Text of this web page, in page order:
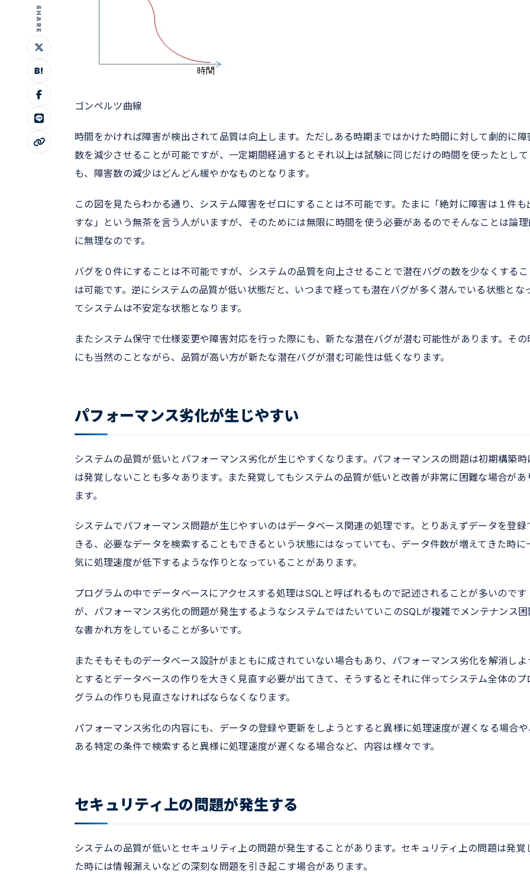
SHARE
B!
ゴンペルツ曲線
時間をかければ障害が検出されて品質は向上します。ただしある時期まではかけた時間に対して劇的に障
数を減少させることが可能ですが、一定期間経過するとそれ以上は試験に同じだけの時間を使ったとして
も、障害数の減少はどんどん緩やかなものとなります。
この図を見たらわかる通り、システム障害をゼロにすることは不可能です。たまに「絶対に障害は１件も
すな」という無茶を言う人がいますが、そのためには無限に時間を使う必要があるのでそんなことは論理
に無理なのです。
バグを０件にすることは不可能ですが、システムの品質を向上させることで潜在バグの数を少なくするこ
は可能です。逆にシステムの品質が低い状態だと、いつまで経っても潜在バグが多く潜んでいる状態とな
てシステムは不安定な状態となります。
またシステム保守で仕様変更や障害対応を行った際にも、新たな潜在バグが潜む可能性があります。その
にも当然のことながら、品質が高い方が新たな潜在バグが潜む可能性は低くなります。
パフォーマンス劣化が生じやすい
システムの品質が低いとパフォーマンス劣化が生じやすくなります。パフォーマンスの問題は初期構築時
は発覚しないことも多々あります。また発覚してもシステムの品質が低いと改善が非常に困難な場合があ
ます。
システムでパフォーマンス問題が生じやすいのはデータベース関連の処理です。とりあえずデータを登録
きる、必要なデータを検索することもできるという状態にはなっていても、データ件数が増えてきた時に
気に処理速度が低下するような作りとなっていることがあります。
プログラムの中でデータベースにアクセスする処理はSQLと呼ばれるもので記述されることが多いのです
が、パフォーマンス劣化の問題が発生するようなシステムではたいていこのSQLが複雑でメンテナンス困
な書かれ方をしていることが多いです。
またそもそものデータベース設計がまともに成されていない場合もあり、パフォーマンス劣化を解消しよ
とするとデータベースの作りを大きく見直す必要が出てきて、そうするとそれに伴ってシステム全体のプ
グラムの作りも見直さなければならなくなります。
パフォーマンス劣化の内容にも、データの登録や更新をしようとすると異様に処理速度が遅くなる場合や
ある特定の条件で検索すると異様に処理速度が遅くなる場合など、内容は様々です。
セキュリティ上の問題が発生する
システムの品質が低いとセキュリティ上の問題が発生することがあります。セキュリティ上の問題は発覚
た時には情報漏えいなどの深刻な問題を引き起こす場合があります。